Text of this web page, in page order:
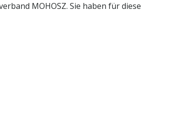
MOHOSZ. Sie haben für diese